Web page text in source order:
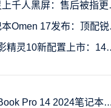
：售后被指更换全新机疑为二手货
发布：顶配锐龙9 8945HS+RTX 4070
新配置上市：14代酷睿+RTX4080
2024笔记本锐龙版上架：最高锐龙7